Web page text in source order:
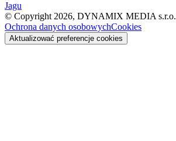
Jagu
© Copyright 2026, DYNAMIX MEDIA s.r.o.
Ochrona danych osobowychCookies
Aktualizować preferencje cookies